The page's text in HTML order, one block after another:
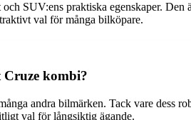
SUV:ens praktiska egenskaper.
val för många bilköpare.
Cruze kombi?
andra bilmärken. Tack vare dess
val för långsiktig ägande.